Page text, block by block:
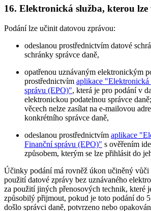
16. Elektronická služba, kterou
Podání lze učinit datovou zprávou:
odeslanou prostřednictvím datové
schránky správce daně,
opatřenou uznávaným elektronickým
prostřednictvím aplikace
správu (EPO)", která je pro podání v
elektronickou podatelnou správce
věcech nelze zasílat na e-mailovou
konkrétního správce daně,
odeslanou prostřednictvím aplikace
Finanční správu (EPO)" s ověřením
způsobem, kterým se lze přihlásit do
Účinky podání má rovněž úkon učiněný vůči
použití datové zprávy bez uznávaného
za použití jiných přenosových technik, které
způsobilý přijmout, pokud je toto podání do
došlo správci daně, potvrzeno nebo